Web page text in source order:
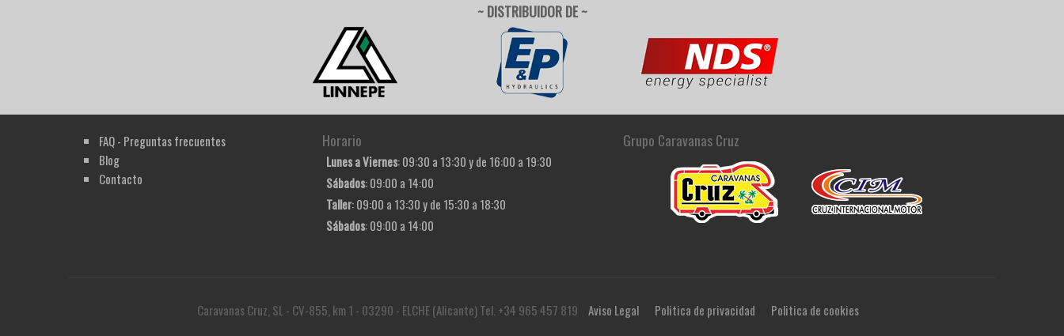
~ DISTRIBUIDOR DE ~
FAQ - Preguntas frecuentes
Blog
Contacto
Horario
Lunes a Viernes: 09:30 a 13:30 y de 16:00 a 19:30
Sábados: 09:00 a 14:00
Taller: 09:00 a 13:30 y de 15:30 a 18:30
Sábados: 09:00 a 14:00
Grupo Caravanas Cruz
Caravanas Cruz, SL - CV-855, km 1 - 03290 - ELCHE (Alicante) Tel. +34 965 457 819 Aviso Legal Politica de privacidad Politica de cookies